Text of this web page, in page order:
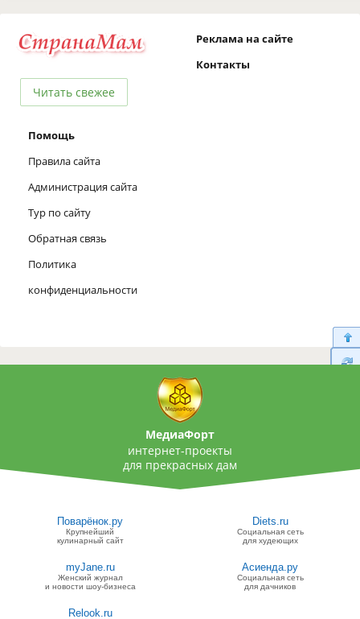
Читать свежее
Реклама на сайте
Контакты
Помощь
Правила сайта
Администрация сайта
Тур по сайту
Обратная связь
Политика
конфиденциальности
МедиаФорт
интернет-проекты
для прекрасных дам
Поварёнок.ру
Крупнейший
кулинарный сайт
Diets.ru
Социальная сеть
для худеющих
myJane.ru
Женский журнал
и новости шоу-бизнеса
Асиенда.ру
Социальная сеть
для дачников
Relook.ru